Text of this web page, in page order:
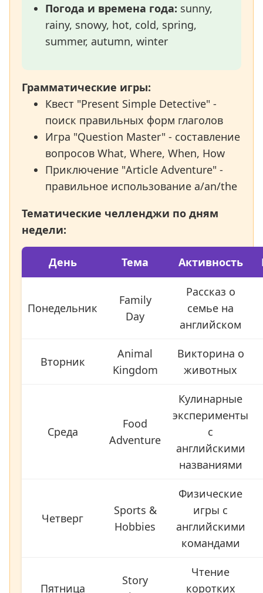
Погода и времена года: sunny,
rainy, snowy, hot, cold, spring,
summer, autumn, winter
Грамматические игры:
Квест "Present Simple Detective" -
поиск правильных форм глаголов
Игра "Question Master" - составление
вопросов What, Where, When, How
Приключение "Article Adventure" -
правильное использование a/an/the
Тематические челленджи по дням
недели:
День Тема Активность
Понедельник
Family
Day
Рассказ о
семье на
английском
Вторник
Animal
Kingdom
Викторина о
животных
Среда
Food
Adventure
Кулинарные
эксперименты
с
английскими
названиями
Четверг
Sports &
Hobbies
Физические
игры с
английскими
командами
Пятница
Story
Чтение
коротких